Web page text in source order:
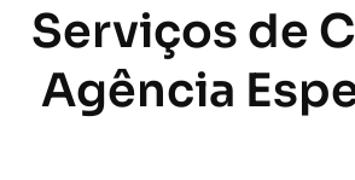
Serviços de
Agência